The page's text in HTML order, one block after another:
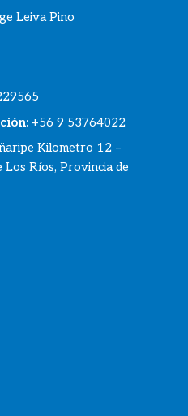
Leiva Pino
+56 9 53764022
Kilometro 12 –
Los Ríos, Provincia de